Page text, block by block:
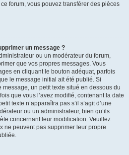
forum, vous pouvez transférer des pièces
un message ?
ou un modérateur du forum,
que vos propres messages. Vous
en cliquant le bouton adéquat, parfois
le message initial ait été publié. Si
un petit texte situé en dessous du
que vous l’avez modifié, contenant la date
texte n’apparaîtra pas s’il s’agit d’une
ou un administrateur, bien qu’ils
concernant leur modification. Veuillez
ne peuvent pas supprimer leur propre